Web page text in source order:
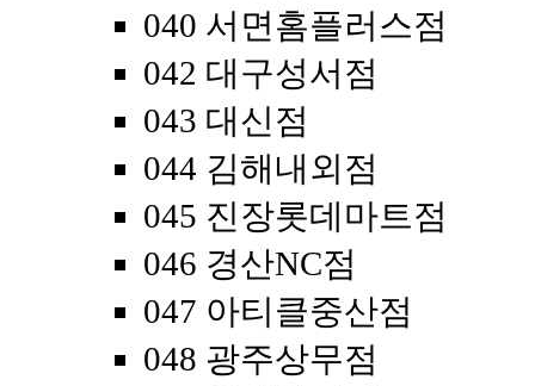
040 서면홈플러스점
042 대구성서점
043 대신점
044 김해내외점
045 진장롯데마트점
046 경산NC점
047 아티클중산점
048 광주상무점